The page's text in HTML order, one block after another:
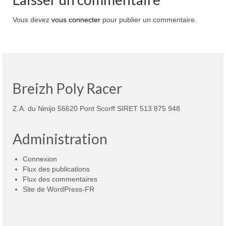
Vous devez vous connecter pour publier un commentaire.
Breizh Poly Racer
Z.A. du Ninijo 56620 Pont Scorff SIRET 513 875 948
Administration
Connexion
Flux des publications
Flux des commentaires
Site de WordPress-FR